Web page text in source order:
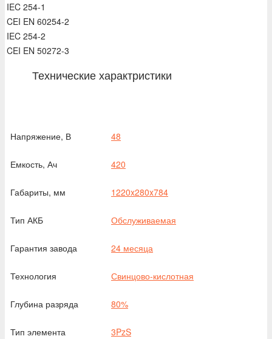
IEC 254-1
CEI EN 60254-2
IEC 254-2
CEI EN 50272-3
Технические характристики
Напряжение, В 48
Емкость, Ач 420
Габариты, мм 1220x280x784
Тип АКБ Обслуживаемая
Гарантия завода 24 месяца
Технология Свинцово-кислотная
Глубина разряда 80%
Тип элемента 3PzS